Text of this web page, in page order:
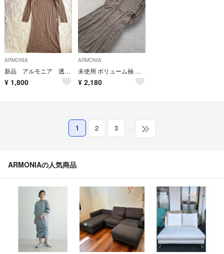
ARMONIA
新品 アルモニア 透かし編みニットワンピース 左スリットベージュ ブラウン F
¥ 1,800
ARMONIA
未使用 ボリューム袖 ロングワンピース ウエストリボン きれいめ ゆったり
¥ 2,180
1 2 3 …
ARMONIAの人気商品